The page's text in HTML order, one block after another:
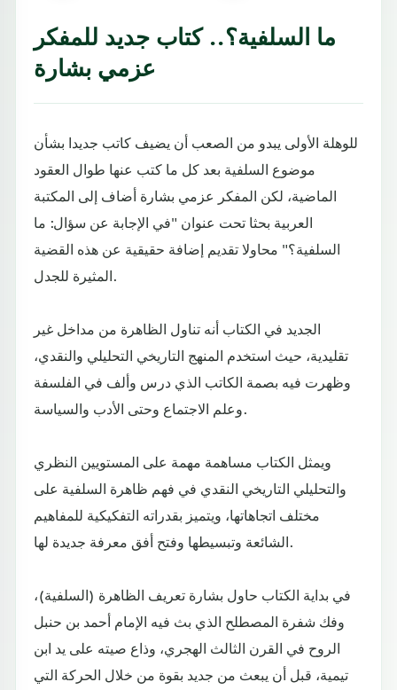
ما السلفية؟.. كتاب جديد للمفكر
عزمي بشارة
للوهلة الأولى يبدو من الصعب أن يضيف كاتب جديدا بشأن
موضوع السلفية بعد كل ما كتب عنها طوال العقود
الماضية، لكن المفكر عزمي بشارة أضاف إلى المكتبة
العربية بحثا تحت عنوان "في الإجابة عن سؤال: ما
السلفية؟" محاولا تقديم إضافة حقيقية عن هذه القضية
المثيرة للجدل.
الجديد في الكتاب أنه تناول الظاهرة من مداخل غير
تقليدية، حيث استخدم المنهج التاريخي التحليلي والنقدي،
وظهرت فيه بصمة الكاتب الذي درس وألف في الفلسفة
وعلم الاجتماع وحتى الأدب والسياسة.
ويمثل الكتاب مساهمة مهمة على المستويين النظري
والتحليلي التاريخي النقدي في فهم ظاهرة السلفية على
مختلف اتجاهاتها، ويتميز بقدراته التفكيكية للمفاهيم
الشائعة وتبسيطها وفتح أفق معرفة جديدة لها.
في بداية الكتاب حاول بشارة تعريف الظاهرة (السلفية)،
وفك شفرة المصطلح الذي بث فيه الإمام أحمد بن حنبل
الروح في القرن الثالث الهجري، وذاع صيته على يد ابن
تيمية، قبل أن يبعث من جديد بقوة من خلال الحركة التي